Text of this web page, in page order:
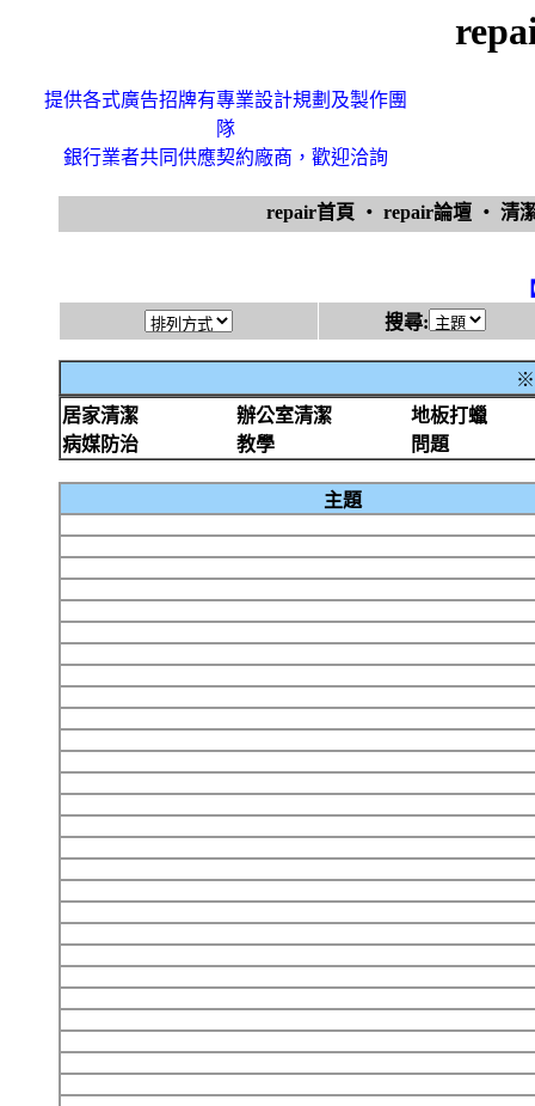
提供各式廣告招牌有專業設計規劃及製作團
隊
銀行業者共同供應契約廠商，歡迎洽詢
repair首頁 ‧ repair論壇 ‧ 清
搜尋:
※
居家清潔
辦公室清潔
地板打蠟
病媒防治
教學 問題
主題